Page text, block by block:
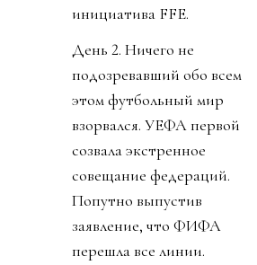
инициатива FFE.
День 2. Ничего не
подозревавший обо всем
этом футбольный мир
взорвался. УЕФА первой
созвала экстренное
совещание федераций.
Попутно выпустив
заявление, что ФИФА
перешла все линии.